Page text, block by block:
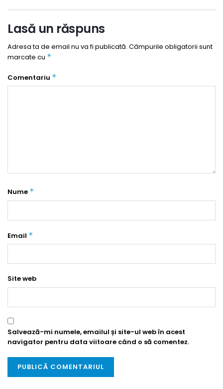
Lasă un răspuns
Adresa ta de email nu va fi publicată. Câmpurile obligatorii sunt
marcate cu *
Comentariu *
Nume *
Email *
Site web
Salvează-mi numele, emailul și site-ul web în acest
navigator pentru data viitoare când o să comentez.